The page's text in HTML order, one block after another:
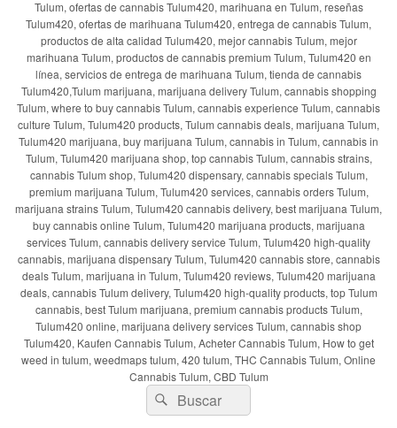
Tulum, ofertas de cannabis Tulum420, marihuana en Tulum, reseñas
Tulum420, ofertas de marihuana Tulum420, entrega de cannabis Tulum,
productos de alta calidad Tulum420, mejor cannabis Tulum, mejor
marihuana Tulum, productos de cannabis premium Tulum, Tulum420 en
línea, servicios de entrega de marihuana Tulum, tienda de cannabis
Tulum420,Tulum marijuana, marijuana delivery Tulum, cannabis shopping
Tulum, where to buy cannabis Tulum, cannabis experience Tulum, cannabis
culture Tulum, Tulum420 products, Tulum cannabis deals, marijuana Tulum,
Tulum420 marijuana, buy marijuana Tulum, cannabis in Tulum, cannabis in
Tulum, Tulum420 marijuana shop, top cannabis Tulum, cannabis strains,
cannabis Tulum shop, Tulum420 dispensary, cannabis specials Tulum,
premium marijuana Tulum, Tulum420 services, cannabis orders Tulum,
marijuana strains Tulum, Tulum420 cannabis delivery, best marijuana Tulum,
buy cannabis online Tulum, Tulum420 marijuana products, marijuana
services Tulum, cannabis delivery service Tulum, Tulum420 high-quality
cannabis, marijuana dispensary Tulum, Tulum420 cannabis store, cannabis
deals Tulum, marijuana in Tulum, Tulum420 reviews, Tulum420 marijuana
deals, cannabis Tulum delivery, Tulum420 high-quality products, top Tulum
cannabis, best Tulum marijuana, premium cannabis products Tulum,
Tulum420 online, marijuana delivery services Tulum, cannabis shop
Tulum420, Kaufen Cannabis Tulum, Acheter Cannabis Tulum, How to get
weed in tulum, weedmaps tulum, 420 tulum, THC Cannabis Tulum, Online
Cannabis Tulum, CBD Tulum
Buscar
por:
Buscar